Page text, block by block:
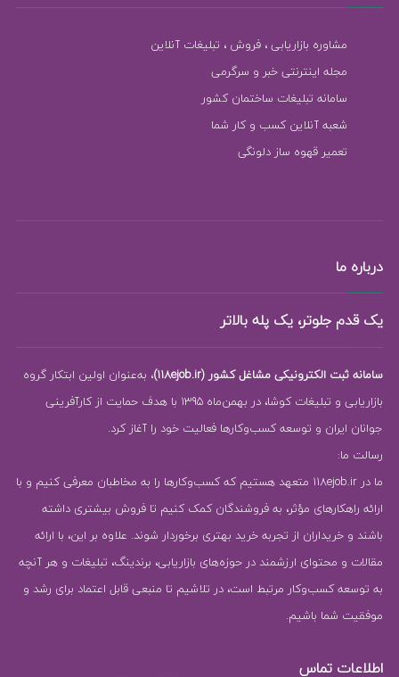
مشاوره بازاریابی ، فروش ، تبلیغات آنلاین
مجله اینترنتی خبر و سرگرمی
سامانه تبلیغات ساختمان کشور
شعبه آنلاین کسب و کار شما
تعمیر قهوه ساز دلونگی
درباره ما
یک قدم جلوتر، یک پله بالاتر
سامانه ثبت الکترونیکی مشاغل کشور (118ejob.ir)
، به‌عنوان اولین ابتکار گروه
بازاریابی و تبلیغات کوشا، در بهمن‌ماه 1395 با هدف حمایت از کارآفرینی
جوانان ایران و توسعه کسب‌وکارها فعالیت خود را آغاز کرد.
رسالت ما:
ما در 118ejob.ir متعهد هستیم که کسب‌وکارها را به مخاطبان معرفی کنیم و با
ارائه راهکارهای مؤثر، به فروشندگان کمک کنیم تا فروش بیشتری داشته
باشند و خریداران از تجربه خرید بهتری برخوردار شوند. علاوه بر این، با ارائه
مقالات و محتوای ارزشمند در حوزه‌های بازاریابی، برندینگ، تبلیغات و هر آنچه
به توسعه کسب‌وکار مرتبط است، در تلاشیم تا منبعی قابل اعتماد برای رشد و
موفقیت شما باشیم.
اطلاعات تماس